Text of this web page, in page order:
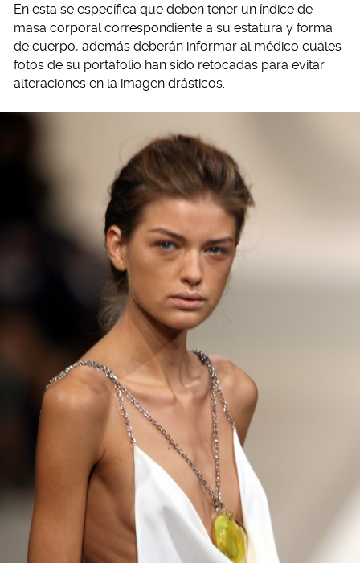
En esta se específica que deben tener un índice de
masa corporal correspondiente a su estatura y forma
de cuerpo, además deberán informar al médico cuáles
fotos de su portafolio han sido retocadas para evitar
alteraciones en la imagen drásticos.